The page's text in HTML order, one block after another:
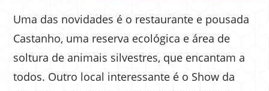
Uma das novidades é o restaurante e pousada
Castanho, uma reserva ecológica e área de
soltura de animais silvestres, que encantam a
todos. Outro local interessante é o Show da